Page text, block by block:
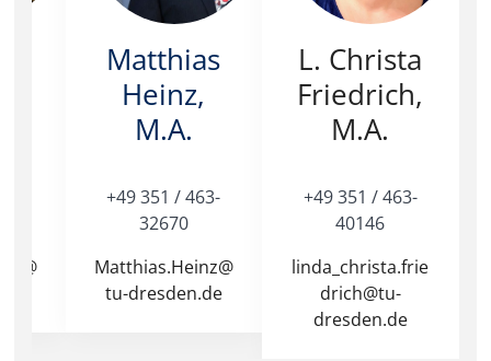
Matthias
Heinz,
M.A.
+49 351 / 463-
32670
Matthias.Heinz@​
tu-dresden.de
L. Christa
Friedrich,
M.A.
+49 351 / 463-
40146
linda_christa.frie
drich@tu-
dresden.de